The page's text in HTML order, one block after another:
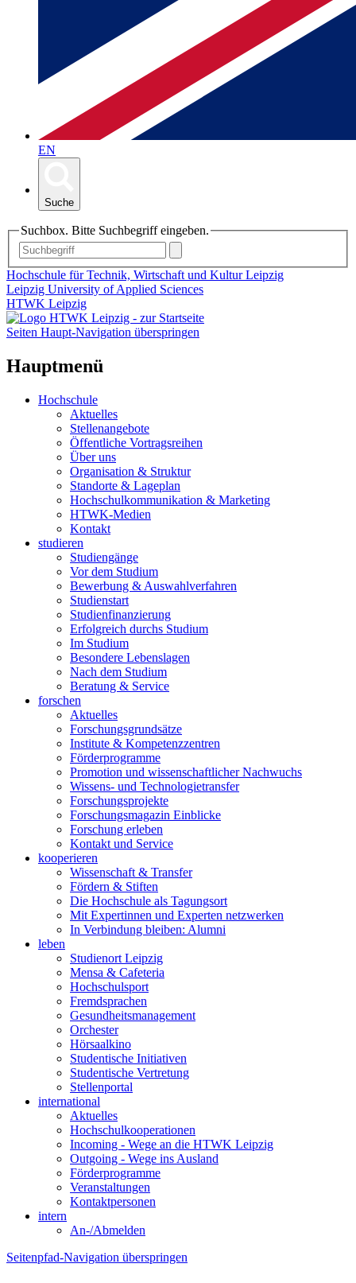
EN
Suche
Suchbox. Bitte Suchbegriff eingeben.
Hochschule für Technik, Wirtschaft und Kultur Leipzig
Leipzig University of Applied Sciences
HTWK Leipzig
Seiten Haupt-Navigation überspringen
Hauptmenü
Hochschule
Aktuelles
Stellenangebote
Öffentliche Vortragsreihen
Über uns
Organisation & Struktur
Standorte & Lageplan
Hochschulkommunikation & Marketing
HTWK-Medien
Kontakt
studieren
Studiengänge
Vor dem Studium
Bewerbung & Auswahlverfahren
Studienstart
Studienfinanzierung
Erfolgreich durchs Studium
Im Studium
Besondere Lebenslagen
Nach dem Studium
Beratung & Service
forschen
Aktuelles
Forschungsgrundsätze
Institute & Kompetenzzentren
Förderprogramme
Promotion und wissenschaftlicher Nachwuchs
Wissens- und Technologietransfer
Forschungsprojekte
Forschungsmagazin Einblicke
Forschung erleben
Kontakt und Service
kooperieren
Wissenschaft & Transfer
Fördern & Stiften
Die Hochschule als Tagungsort
Mit Expertinnen und Experten netzwerken
In Verbindung bleiben: Alumni
leben
Studienort Leipzig
Mensa & Cafeteria
Hochschulsport
Fremdsprachen
Gesundheitsmanagement
Orchester
Hörsaalkino
Studentische Initiativen
Studentische Vertretung
Stellenportal
international
Aktuelles
Hochschulkooperationen
Incoming - Wege an die HTWK Leipzig
Outgoing - Wege ins Ausland
Förderprogramme
Veranstaltungen
Kontaktpersonen
intern
An-/Abmelden
Seitenpfad-Navigation überspringen